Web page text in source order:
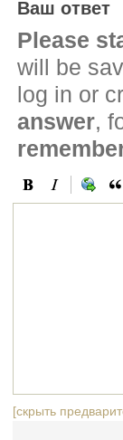
Ваш ответ
Please
will be
log in or
answer,
[скрыть